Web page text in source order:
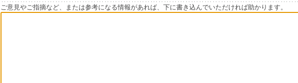
ご意見やご指摘など、または参考になる情報があれば、下に書き込んでいただければ助かります。